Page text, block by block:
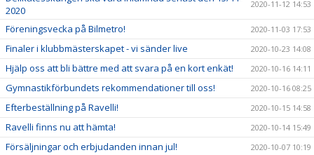
2020
2020-11-12 14:53
Föreningsvecka på Bilmetro! 2020-11-03 17:53
Finaler i klubbmästerskapet - vi sänder live 2020-10-23 14:08
Hjälp oss att bli bättre med att svara på en kort enkät! 2020-10-16 14:11
Gymnastikförbundets rekommendationer till oss! 2020-10-16 08:25
Efterbeställning på Ravelli! 2020-10-15 14:58
Ravelli finns nu att hämta! 2020-10-14 15:49
Försäljningar och erbjudanden innan jul! 2020-10-07 10:19